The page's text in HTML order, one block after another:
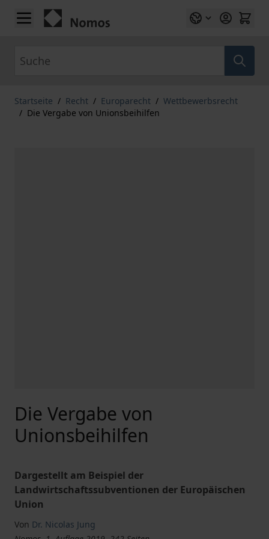
Zum Inhalt springen
Startseite / Recht / Europarecht / Wettbewerbsrecht
/ Die Vergabe von Unionsbeihilfen
Die Vergabe von
Unionsbeihilfen
Dargestellt am Beispiel der
Landwirtschaftssubventionen der Europäischen
Union
Von Dr. Nicolas Jung